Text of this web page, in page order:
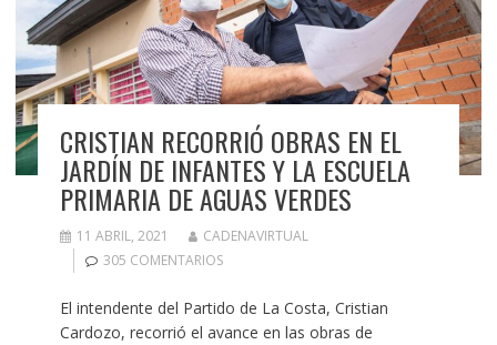
CRISTIAN RECORRIÓ OBRAS EN EL
JARDÍN DE INFANTES Y LA ESCUELA
PRIMARIA DE AGUAS VERDES
11 ABRIL, 2021
CADENAVIRTUAL
305 COMENTARIOS
El intendente del Partido de La Costa, Cristian
Cardozo, recorrió el avance en las obras de